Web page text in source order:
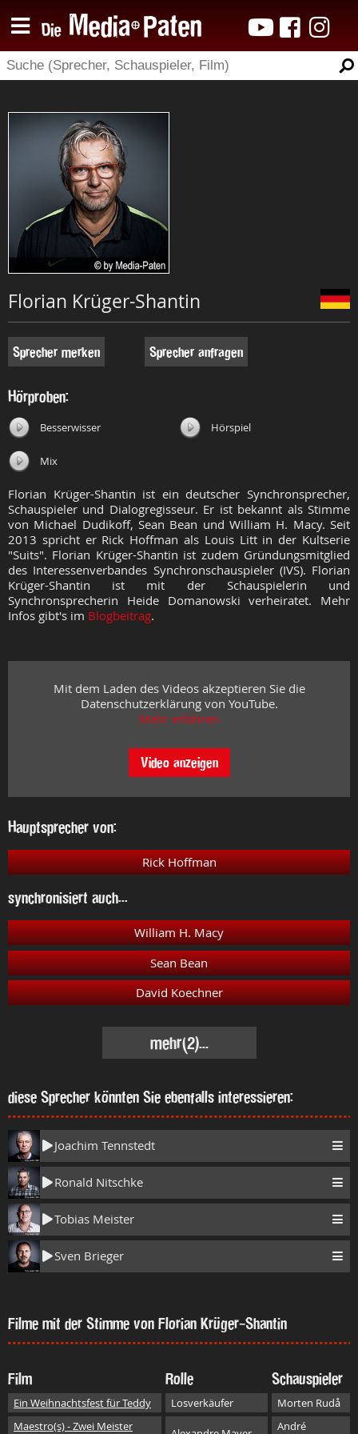
Florian Krüger-Shantin
Sprecher merken Sprecher anfragen
Hörproben:
Besserwisser Hörspiel
Mix
Florian Krüger-Shantin ist ein deutscher Synchronsprecher,
Schauspieler und Dialogregisseur. Er ist bekannt als Stimme
von Michael Dudikoff, Sean Bean und William H. Macy. Seit
2013 spricht er Rick Hoffman als Louis Litt in der Kultserie
"Suits". Florian Krüger-Shantin ist zudem Gründungsmitglied
des Interessenverbandes Synchronschauspieler (IVS). Florian
Krüger-Shantin ist mit der Schauspielerin und
Synchronsprecherin Heide Domanowski verheiratet. Mehr
Infos gibt's im Blogbeitrag.
Mit dem Laden des Videos akzeptieren Sie die
Datenschutzerklärung von YouTube.
Mehr erfahren
Video anzeigen
Hauptsprecher von:
Rick Hoffman
synchronisiert auch...
William H. Macy
Sean Bean
David Koechner
mehr(2)...
diese Sprecher könnten Sie ebenfalls interessieren:
Joachim Tennstedt
Ronald Nitschke
Tobias Meister
Sven Brieger
Filme mit der Stimme von Florian Krüger-Shantin
Film Rolle Schauspieler
Ein Weihnachtsfest für Teddy Losverkäufer
Morten Rudå
Maestro(s) - Zwei Meister
André